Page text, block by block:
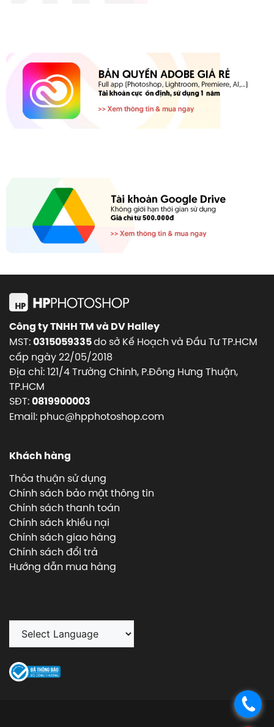
.
Công ty TNHH TM và DV Halley
MST:0315059335do sở Kế Hoạch và Đầu Tư TP.HCM
cấp ngày 22/05/2018
Địa chỉ: 121/4 Trường Chinh, P.Đông Hưng Thuận,
TP.HCM
SĐT:0819900003
Email: phuc@hpphotoshop.com
Khách hàng
Thỏa thuận sử dụng
Chính sách bảo mật thông tin
Chính sách thanh toán
Chính sách khiếu nại
Chính sách giao hàng
Chính sách đổi trả
Hướng dẫn mua hàng